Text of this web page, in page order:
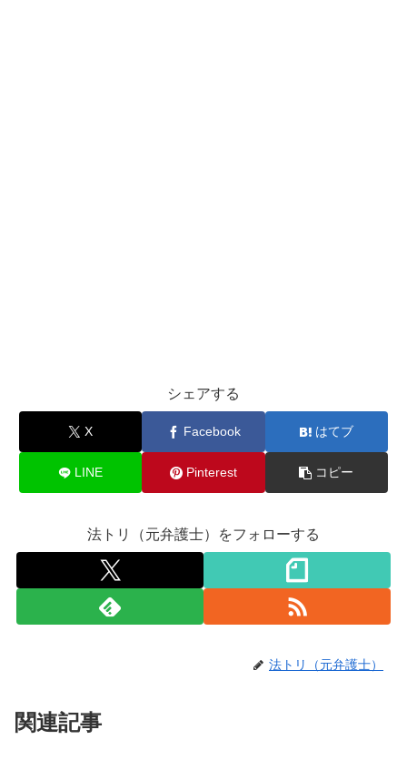
シェアする
X Facebook はてブ
LINE Pinterest コピー
法トリ（元弁護士）をフォローする
法トリ（元弁護士）
関連記事